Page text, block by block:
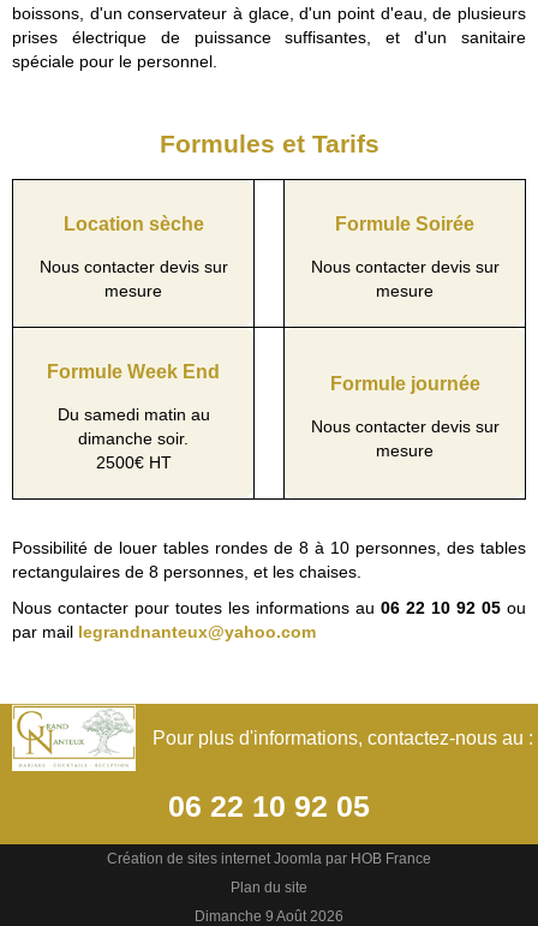
boissons, d'un conservateur à glace, d'un point d'eau, de plusieurs
prises électrique de puissance suffisantes, et d'un sanitaire
spéciale pour le personnel.
Formules et Tarifs
Location sèche
Nous contacter devis sur
mesure
Formule Soirée
Nous contacter devis sur
mesure
Formule Week End
Du samedi matin au
dimanche soir.
2500€ HT
Formule journée
Nous contacter devis sur
mesure
Possibilité de louer tables rondes de 8 à 10 personnes, des tables
rectangulaires de 8 personnes, et les chaises.
Nous contacter pour toutes les informations au 06 22 10 92 05 ou
par mail legrandnanteux@yahoo.com
Pour plus d'informations, contactez-nous au :
06 22 10 92 05
Création de sites internet Joomla par HOB France
Plan du site
Dimanche 9 Août 2026